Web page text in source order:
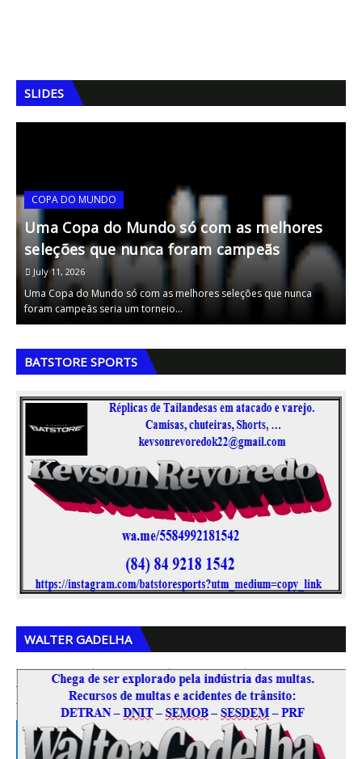
SLIDES
COPA DO MUNDO
Uma Copa do Mundo só com as melhores
seleções que nunca foram campeãs
July 11, 2026
Uma Copa do Mundo só com as melhores seleções que nunca
foram campeãs seria um torneio…
BATSTORE SPORTS
WALTER GADELHA